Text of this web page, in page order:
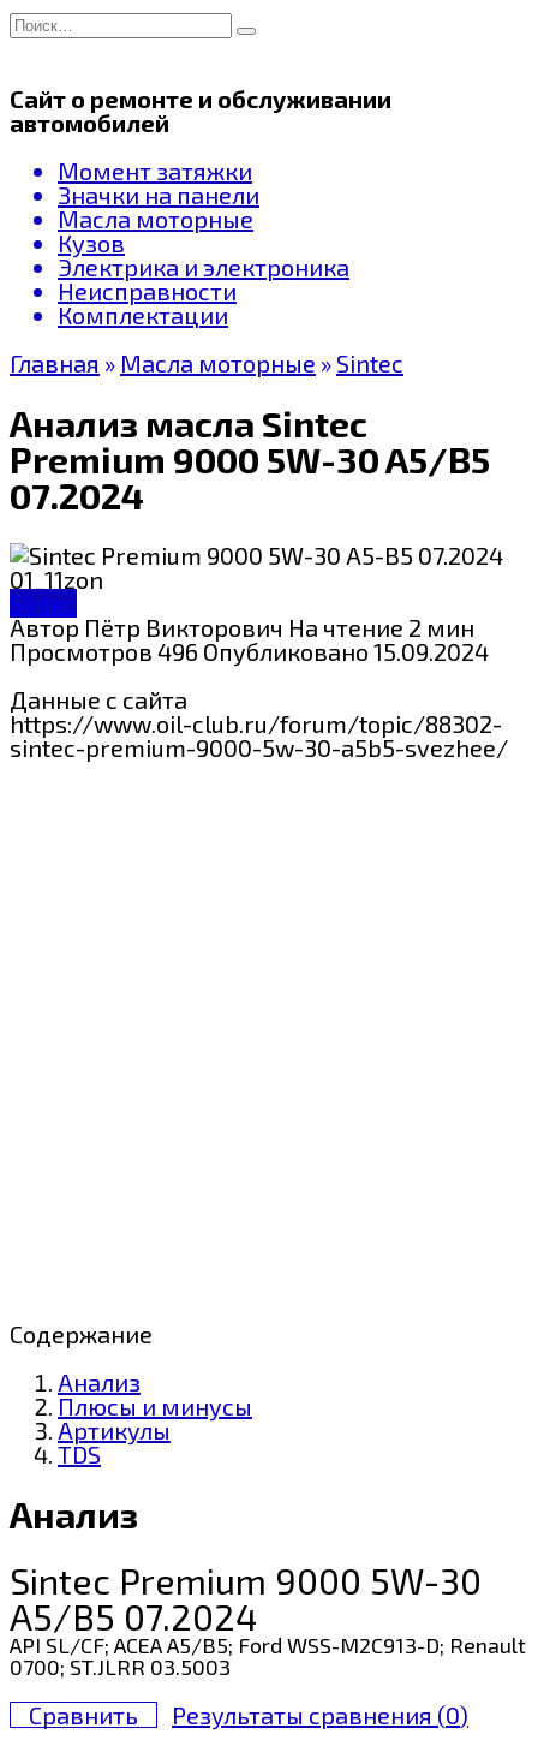
Перейти
к
Search
for:
Сайт о ремонте и обслуживании
автомобилей
Момент затяжки
Значки на панели
Масла моторные
Кузов
Электрика и электроника
Неисправности
Комплектации
Главная » Масла моторные » Sintec
Анализ масла Sintec
Premium 9000 5W-30 A5/B5
07.2024
Sintec
Автор Пётр Викторович На чтение 2 мин
Просмотров 496 Опубликовано 15.09.2024
Данные с сайта
https://www.oil-club.ru/forum/topic/88302-
sintec-premium-9000-5w-30-a5b5-svezhee/
Содержание
Анализ
Плюсы и минусы
Артикулы
TDS
Анализ
Sintec Premium 9000 5W-30
A5/B5 07.2024
API SL/CF; ACEA A5/B5; Ford WSS-M2C913-D; Renault
0700; ST.JLRR 03.5003
Сравнить Результаты сравнения (0)